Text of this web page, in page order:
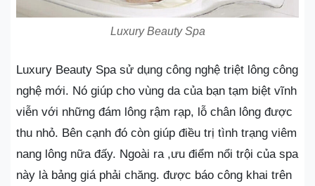
Luxury Beauty Spa
Luxury Beauty Spa sử dụng công nghệ triệt lông công
nghệ mới. Nó giúp cho vùng da của bạn tạm biệt vĩnh
viễn với những đám lông rậm rạp, lỗ chân lông được
thu nhỏ. Bên cạnh đó còn giúp điều trị tình trạng viêm
nang lông nữa đấy. Ngoài ra ,ưu điểm nổi trội của spa
này là bảng giá phải chăng. được báo công khai trên